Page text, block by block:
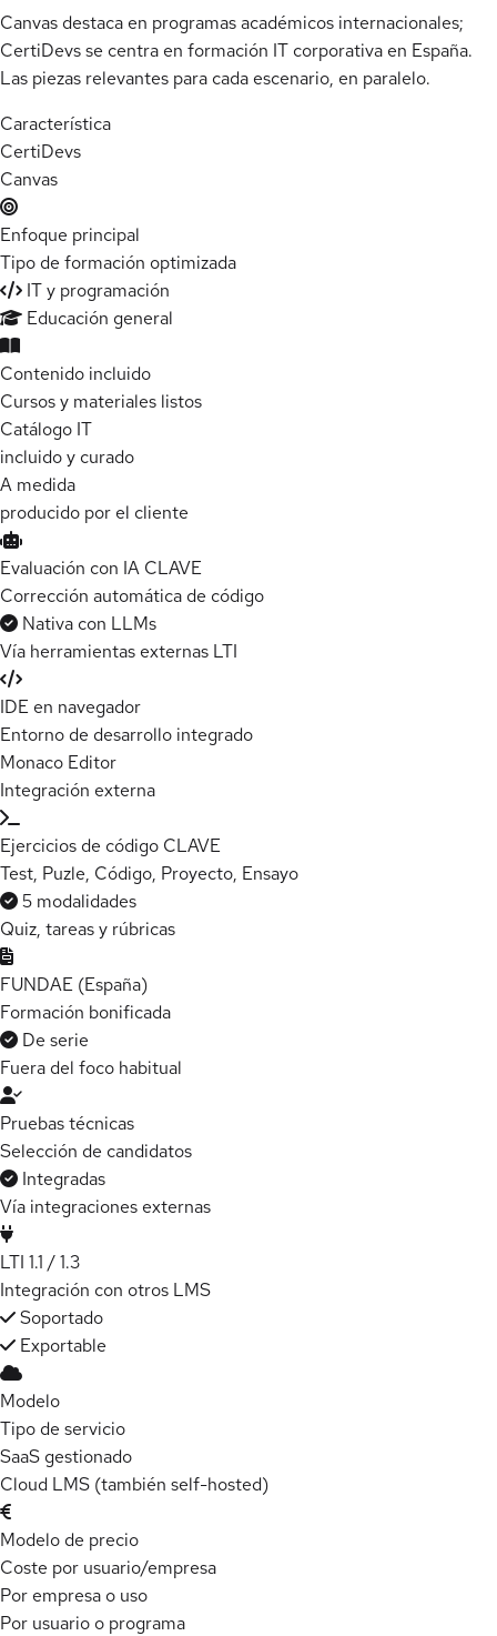
Canvas destaca en programas académicos internacionales;
CertiDevs se centra en formación IT corporativa en España.
Las piezas relevantes para cada escenario, en paralelo.
Característica
CertiDevs
Canvas
Enfoque principal
Tipo de formación optimizada
IT y programación
Educación general
Contenido incluido
Cursos y materiales listos
Catálogo IT
incluido y curado
A medida
producido por el cliente
Evaluación con IA CLAVE
Corrección automática de código
Nativa con LLMs
Vía herramientas externas LTI
IDE en navegador
Entorno de desarrollo integrado
Monaco Editor
Integración externa
Ejercicios de código CLAVE
Test, Puzle, Código, Proyecto, Ensayo
5 modalidades
Quiz, tareas y rúbricas
FUNDAE (España)
Formación bonificada
De serie
Fuera del foco habitual
Pruebas técnicas
Selección de candidatos
Integradas
Vía integraciones externas
LTI 1.1 / 1.3
Integración con otros LMS
Soportado
Exportable
Modelo
Tipo de servicio
SaaS gestionado
Cloud LMS (también self-hosted)
Modelo de precio
Coste por usuario/empresa
Por empresa o uso
Por usuario o programa